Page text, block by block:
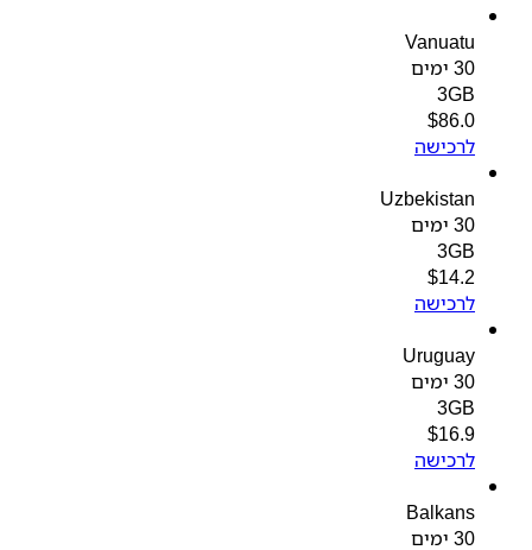
Vanuatu
3GB
$86.0
לרכישה
Uzbekistan
3GB
$14.2
לרכישה
Uruguay
3GB
$16.9
לרכישה
Balkans